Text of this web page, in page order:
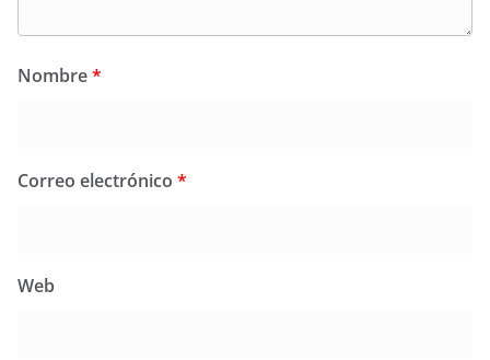
Nombre*
Correo electrónico *
Web